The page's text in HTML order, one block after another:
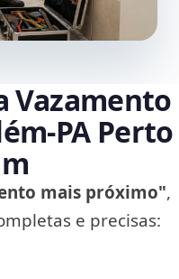
Vazamento
Perto
mais próximo",
e precisas: